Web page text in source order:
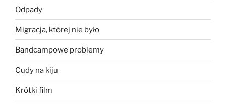
Odpady
Migracja, której nie było
Bandcampowe problemy
Cudy na kiju
Krótki film